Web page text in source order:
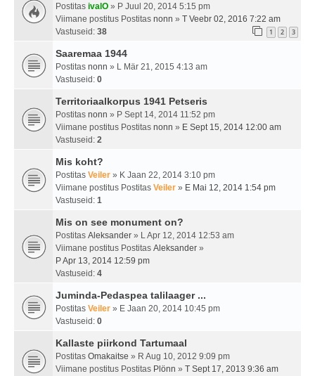
Postitas ivalO » P Juul 20, 2014 5:15 pm
Viimane postitus Postitas nonn » T Veebr 02, 2016 7:22 am
Vastuseid: 38 1 2 3
Saaremaa 1944
Postitas nonn » L Mär 21, 2015 4:13 am
Vastuseid: 0
Territoriaalkorpus 1941 Petseris
Postitas nonn » P Sept 14, 2014 11:52 pm
Viimane postitus Postitas nonn » E Sept 15, 2014 12:00 am
Vastuseid: 2
Mis koht?
Postitas Veiler » K Jaan 22, 2014 3:10 pm
Viimane postitus Postitas Veiler » E Mai 12, 2014 1:54 pm
Vastuseid: 1
Mis on see monument on?
Postitas Aleksander » L Apr 12, 2014 12:53 am
Viimane postitus Postitas Aleksander »
P Apr 13, 2014 12:59 pm
Vastuseid: 4
Juminda-Pedaspea talilaager ...
Postitas Veiler » E Jaan 20, 2014 10:45 pm
Vastuseid: 0
Kallaste piirkond Tartumaal
Postitas Omakaitse » R Aug 10, 2012 9:09 pm
Viimane postitus Postitas Plönn » T Sept 17, 2013 9:36 am